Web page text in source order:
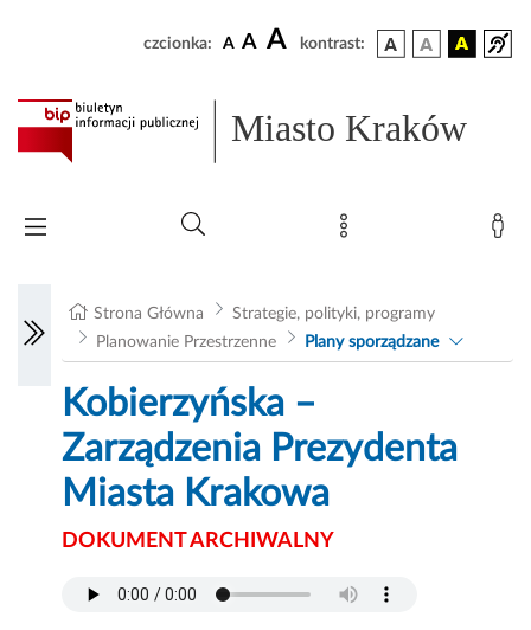
czcionka: A A A kontrast:
Miasto Kraków
Strona Główna
Strategie, polityki, programy
Planowanie Przestrzenne
Plany sporządzane
Kobierzyńska –
Zarządzenia Prezydenta
Miasta Krakowa
DOKUMENT ARCHIWALNY